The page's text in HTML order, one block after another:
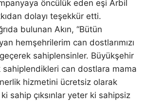
öncülük eden eşi Arbil
dolayı teşekkür etti.
bulunan Akın, “Bütün
hemşehrilerim can dostlarımızı
sahiplensinler. Büyükşehir
sahiplendikleri can dostlara mama
hizmetini ücretsiz olarak
sahip çıksınlar yeter ki sahipsiz